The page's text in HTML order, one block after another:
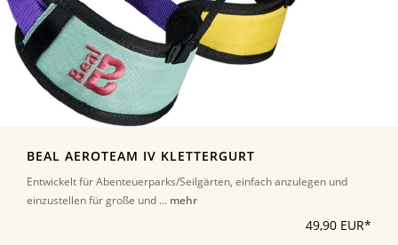
BEAL AEROTEAM IV KLETTERGURT
Entwickelt für Abenteuerparks/Seilgärten, einfach anzulegen und
einzustellen für große und ... mehr
49,90 EUR*